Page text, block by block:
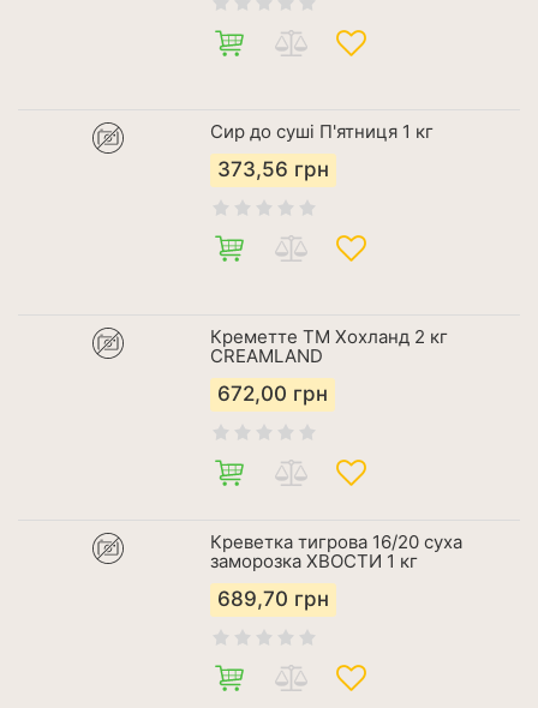
Сир до суші П'ятниця 1 кг
373,56 грн
Креметте ТМ Хохланд 2 кг
CREAMLAND
672,00 грн
Креветка тигрова 16/20 суха
заморозка ХВОСТИ 1 кг
689,70 грн